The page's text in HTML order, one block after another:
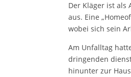
Der Kläger ist als
aus. Eine
wobei sich sein
Am Unfalltag
dringenden
hinunter zur